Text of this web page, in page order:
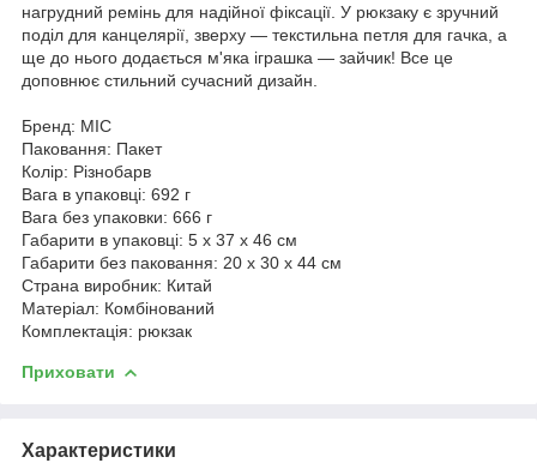
нагрудний ремінь для надійної фіксації. У рюкзаку є зручний
поділ для канцелярії, зверху — текстильна петля для гачка, а
ще до нього додається м'яка іграшка — зайчик! Все це
доповнює стильний сучасний дизайн.
Бренд: MIC
Паковання: Пакет
Колір: Різнобарв
Вага в упаковці: 692 г
Вага без упаковки: 666 г
Габарити в упаковці: 5 x 37 x 46 см
Габарити без паковання: 20 x 30 x 44 см
Страна виробник: Китай
Матеріал: Комбінований
Комплектація: рюкзак
Приховати
Характеристики